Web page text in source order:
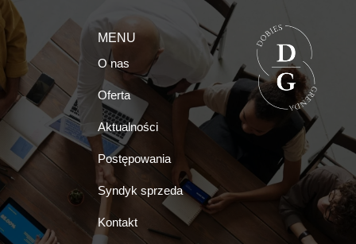
MENU
O nas
Oferta
Aktualności
Postępowania
Syndyk sprzeda
Kontakt